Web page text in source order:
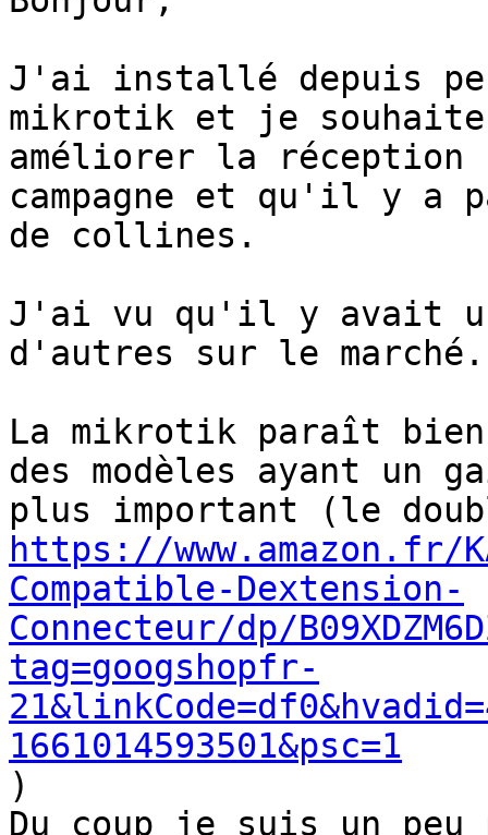
J'ai installé depuis
mikrotik et je
améliorer la réception
campagne et qu'il y a
de collines.
J'ai vu qu'il y avait
d'autres sur le marché.
La mikrotik paraît
des modèles ayant un
https://www.amazon.fr/
Compatible-Dextension-
Connecteur/dp/
tag=googshopfr-
1661014593501&psc=1
)
Du coup je suis un